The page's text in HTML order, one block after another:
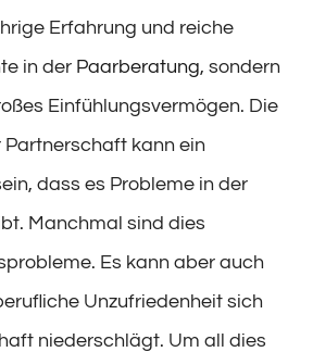
Erfahrung und reiche
in der Paarberatung, sondern
Einfühlungsvermögen. Die
kann ein
dass es Probleme in der
Manchmal sind dies
Es kann aber auch
Unzufriedenheit sich
niederschlägt. Um all dies